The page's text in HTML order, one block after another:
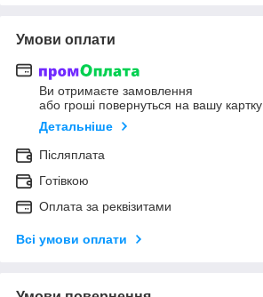
Умови оплати
Ви отримаєте замовлення
або гроші повернуться на вашу картку
Детальніше
Післяплата
Готівкою
Оплата за реквізитами
Всі умови оплати